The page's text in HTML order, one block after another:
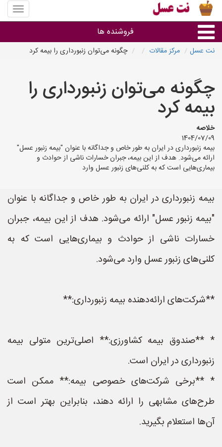
منوی
سایت
عسل
فروشنده ها
استان ها
نت عسل مرکز مقالات چگونه می‌توان زنبورداری را بیمه کرد
چگونه می‌توان زنبورداری را
بیمه کرد
خلاصه
1404/07/09
بیمه زنبورداری در ایران به طور خاص و جداگانه با عنوان "بیمه زنبور عسل"
ارائه می‌شود. هدف از این بیمه، جبران خسارات ناشی از حوادث و
بیماری‌هایی است که به کلنی‌های زنبور عسل وارد
بیمه زنبورداری در ایران به طور خاص و جداگانه با عنوان
"بیمه زنبور عسل" ارائه می‌شود. هدف از این بیمه، جبران
خسارات ناشی از حوادث و بیماری‌هایی است که به
کلنی‌های زنبور عسل وارد می‌شود.
**شرکت‌های ارائه‌دهنده بیمه زنبورداری:**
* **صندوق بیمه کشاورزی:** اصلی‌ترین متولی بیمه
زنبورداری در ایران است.
* **برخی شرکت‌های خصوصی بیمه:** ممکن است
طرح‌های مشابهی را ارائه دهند، بنابراین بهتر است از
آن‌ها استعلام بگیرید.